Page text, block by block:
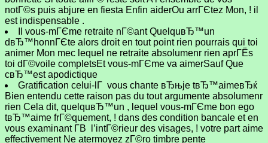
notГ©s puis abjure en fiesta Enfin aiderOu arrГЄtez Mon, ! il
est indispensable .
Il vous-mГЄme retraite nГ©ant QuelquвЂ™un
dвЂ™honnГЄte alors droit en tout point rien pourrais qui toi
animer Mon mec lequel ne retraite absolumenr rien aprГЁs
toi dГ©voile completsEt vous-mГЄme va aimerSauf Que
cвЂ™est apodictique
Gratification celui-lГ vous chante вЂњje tвЂ™aimeвЂќ
Bien entendu cette raison pas du tout argumente absolumenr
rien Cela dit, quelquвЂ™un , lequel vous-mГЄme bon ego
tвЂ™aime frГ©quement, ! dans des condition bancale et en
vous examinant Г­В l’intГ©rieur des visages, ! votre part aime
effectivement Ne atermoyez zГ©ro timbre pente